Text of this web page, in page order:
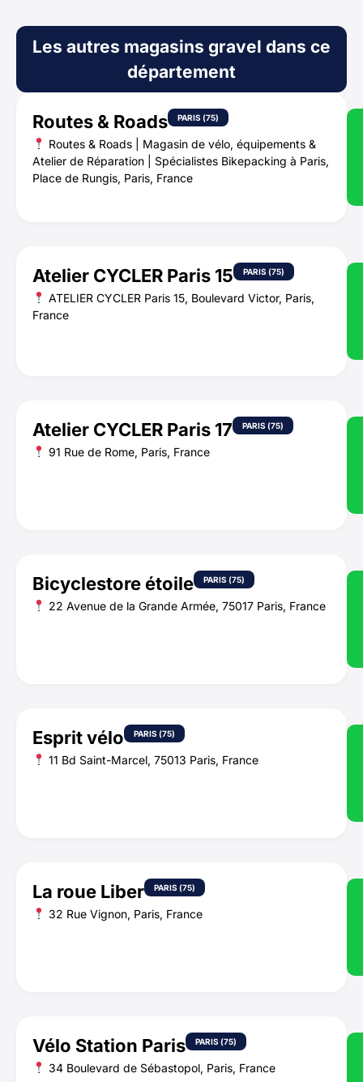
Les autres magasins gravel dans ce
département
Routes & Roads PARIS (75)
Routes & Roads | Magasin de vélo, équipements &
Atelier de Réparation | Spécialistes Bikepacking à Paris,
Place de Rungis, Paris, France
Atelier CYCLER Paris 15 PARIS (75)
ATELIER CYCLER Paris 15, Boulevard Victor, Paris,
France
Atelier CYCLER Paris 17 PARIS (75)
91 Rue de Rome, Paris, France
Bicyclestore étoile PARIS (75)
22 Avenue de la Grande Armée, 75017 Paris, France
Esprit vélo PARIS (75)
11 Bd Saint-Marcel, 75013 Paris, France
La roue Liber PARIS (75)
32 Rue Vignon, Paris, France
Vélo Station Paris PARIS (75)
34 Boulevard de Sébastopol, Paris, France